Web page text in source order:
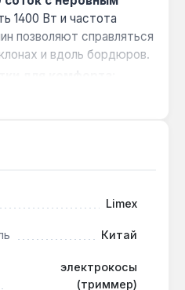
1400 Вт и частота
позволяют справляться
и вдоль бордюров.
в диапазоне
подача лески:
штанги обеспечивает
краёв газона и
Limex
Китай
электрокосы
(триммер)